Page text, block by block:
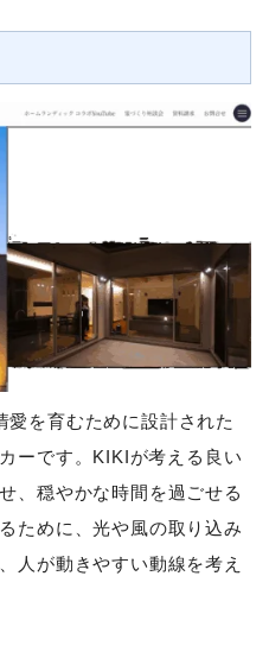
を育むために設計された
ーです。KIKIが考える良い
、穏やかな時間を過ごせる
ために、光や風の取り込み
人が動きやすい動線を考え